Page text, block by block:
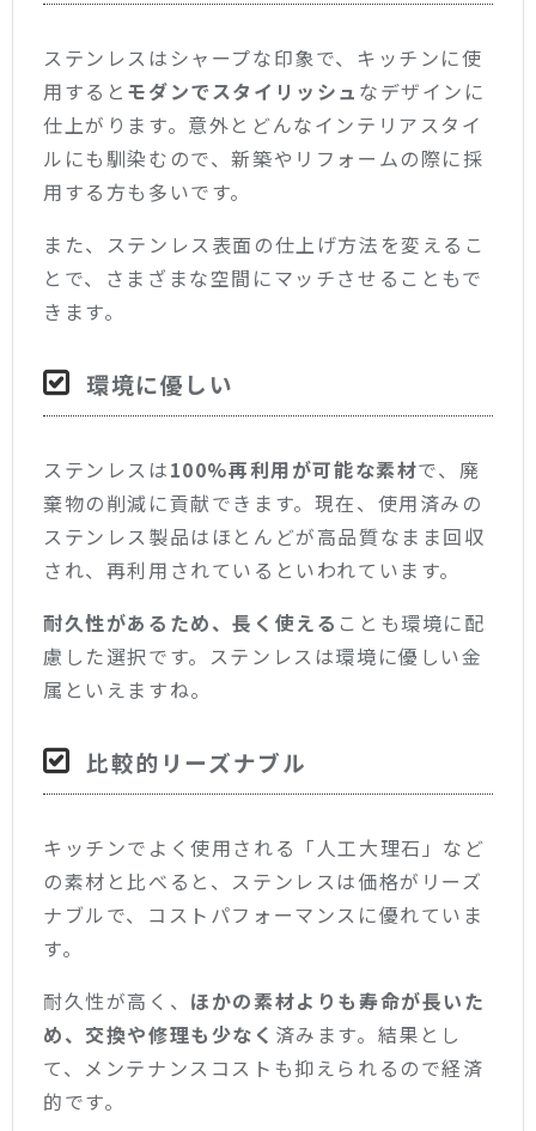
ステンレスはシャープな印象で、キッチンに使
用すると モダンでスタイリッシュ なデザインに
仕上がります。意外とどんなインテリアスタイ
ルにも馴染むので、新築やリフォームの際に採
用する方も多いです。
また、ステンレス表面の仕上げ方法を変えるこ
とで、さまざまな空間にマッチさせることもで
きます。
環境に優しい
ステンレスは100%再利用が可能な素材で、廃
棄物の削減に貢献できます。現在、使用済みの
ステンレス製品はほとんどが高品質なまま回収
され、再利用されているといわれています。
耐久性があるため、長く使える ことも環境に配
慮した選択です。ステンレスは環境に優しい金
属といえますね。
比較的リーズナブル
キッチンでよく使用される「人工大理石」など
の素材と比べると、ステンレスは価格がリーズ
ナブルで、コストパフォーマンスに優れていま
す。
耐久性が高く、 ほかの素材よりも寿命が長いた
め、交換や修理も少なく 済みます。結果とし
て、メンテナンスコストも抑えられるので経済
的です。